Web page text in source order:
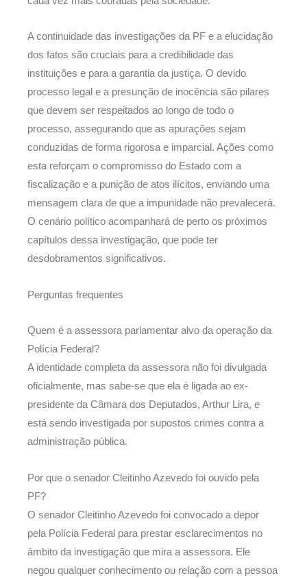
A continuidade das investigações da PF e a elucidação
dos fatos são cruciais para a credibilidade das
instituições e para a garantia da justiça. O devido
processo legal e a presunção de inocência são pilares
que devem ser respeitados ao longo de todo o
processo, assegurando que as apurações sejam
conduzidas de forma rigorosa e imparcial. Ações como
esta reforçam o compromisso do Estado com a
fiscalização e a punição de atos ilícitos, enviando uma
mensagem clara de que a impunidade não prevalecerá.
O cenário político acompanhará de perto os próximos
capítulos dessa investigação, que pode ter
desdobramentos significativos.
Perguntas frequentes
Quem é a assessora parlamentar alvo da operação da
Polícia Federal?
A identidade completa da assessora não foi divulgada
oficialmente, mas sabe-se que ela é ligada ao ex-
presidente da Câmara dos Deputados, Arthur Lira, e
está sendo investigada por supostos crimes contra a
administração pública.
Por que o senador Cleitinho Azevedo foi ouvido pela
PF?
O senador Cleitinho Azevedo foi convocado a depor
pela Polícia Federal para prestar esclarecimentos no
âmbito da investigação que mira a assessora. Ele
negou qualquer conhecimento ou relação com a pessoa